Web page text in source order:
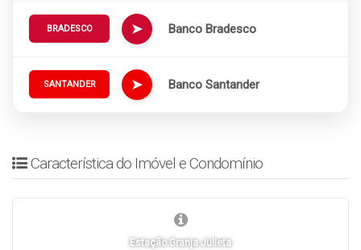
BRADESCO ➤ Banco Bradesco
SANTANDER ➤ Banco Santander
Característica do Imóvel e Condomínio
Estação Granja Julieta